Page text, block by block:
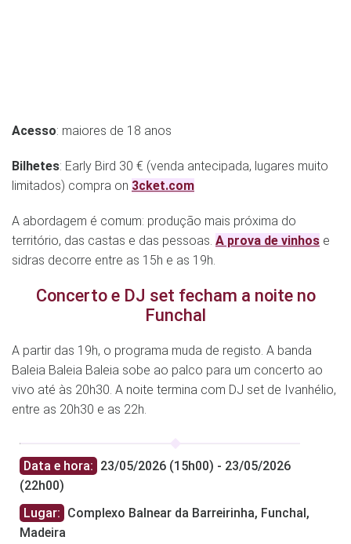
Acesso: maiores de 18 anos
Bilhetes: Early Bird 30 € (venda antecipada, lugares muito
limitados) compra on 3cket.com
A abordagem é comum: produção mais próxima do
território, das castas e das pessoas. A prova de vinhos e
sidras decorre entre as 15h e as 19h.
Concerto e DJ set fecham a noite no
Funchal
A partir das 19h, o programa muda de registo. A banda
Baleia Baleia Baleia sobe ao palco para um concerto ao
vivo até às 20h30. A noite termina com DJ set de Ivanhélio,
entre as 20h30 e as 22h.
Data e hora: 23/05/2026 (15h00) - 23/05/2026
(22h00)
Lugar: Complexo Balnear da Barreirinha, Funchal,
Madeira